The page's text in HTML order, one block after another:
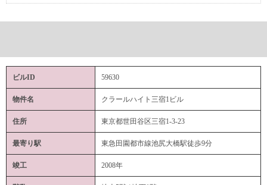
ビルID 59630
物件名 クラールハイト三宿1ビル
住所 東京都世田谷区三宿1-3-23
最寄り駅 東急田園都市線池尻大橋駅徒歩9分
竣工 2008年